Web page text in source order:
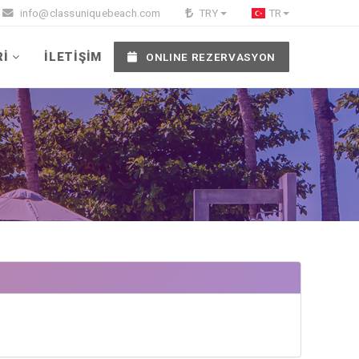
info@classuniquebeach.com TRY TR
İLETİŞİM ONLINE REZERVASYON